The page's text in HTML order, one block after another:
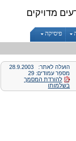
מדויקים
פיסיקה
הועלה לאתר: 28.9.2003
מספר עמודים: 29
להורדת המסמך
בשלמותו